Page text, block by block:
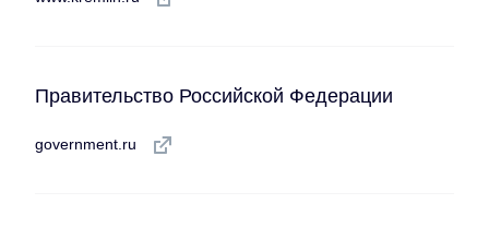
Правительство Российской Федерации
government.ru